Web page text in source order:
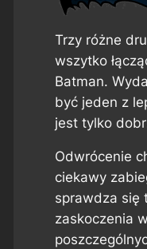
Trzy różne
wszytko
Batman.
być jeden z
jest tylko
Odwrócenie
ciekawy
sprawdza się
zaskoczenia